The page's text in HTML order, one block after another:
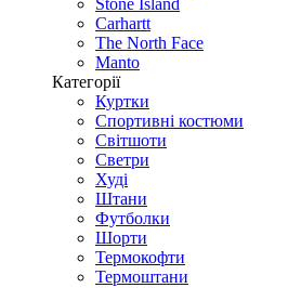
Stone Island
Carhartt
The North Face
Manto
Категорії
Куртки
Спортивні костюми
Світшоти
Светри
Худі
Штани
Футболки
Шорти
Термокофти
Термоштани